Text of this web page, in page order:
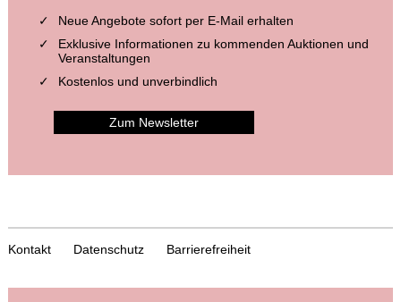
Neue Angebote sofort per E-Mail erhalten
Exklusive Informationen zu kommenden Auktionen und
Veranstaltungen
Kostenlos und unverbindlich
Zum Newsletter
Kontakt Datenschutz Barrierefreiheit